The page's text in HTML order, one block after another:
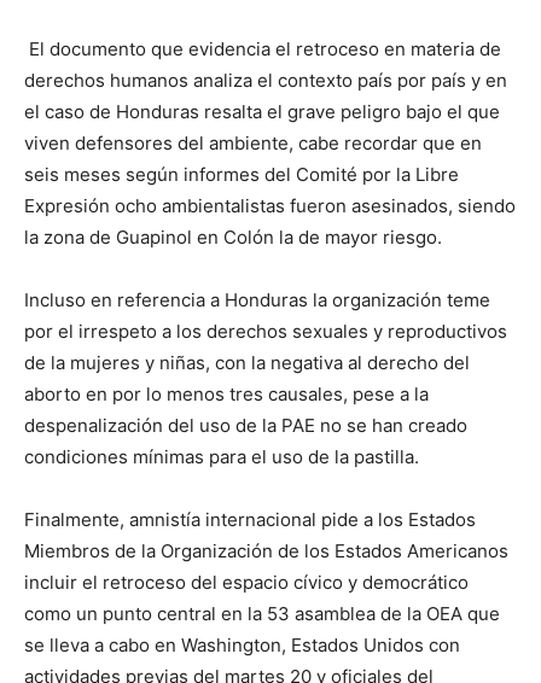
El documento que evidencia el retroceso en materia de
derechos humanos analiza el contexto país por país y en
el caso de Honduras resalta el grave peligro bajo el que
viven defensores del ambiente, cabe recordar que en
seis meses según informes del Comité por la Libre
Expresión ocho ambientalistas fueron asesinados, siendo
la zona de Guapinol en Colón la de mayor riesgo.
Incluso en referencia a Honduras la organización teme
por el irrespeto a los derechos sexuales y reproductivos
de la mujeres y niñas, con la negativa al derecho del
aborto en por lo menos tres causales, pese a la
despenalización del uso de la PAE no se han creado
condiciones mínimas para el uso de la pastilla.
Finalmente, amnistía internacional pide a los Estados
Miembros de la Organización de los Estados Americanos
incluir el retroceso del espacio cívico y democrático
como un punto central en la 53 asamblea de la OEA que
se lleva a cabo en Washington, Estados Unidos con
actividades previas del martes 20 y oficiales del